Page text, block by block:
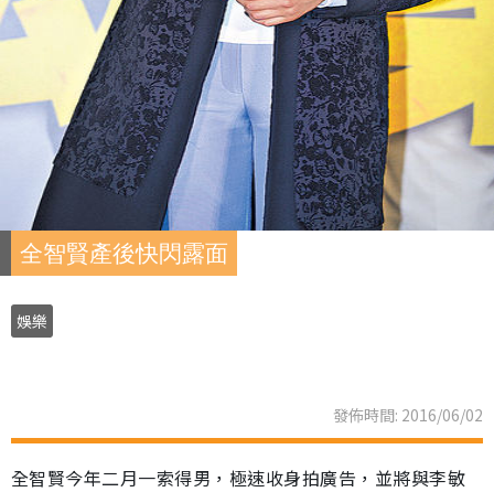
全智賢產後快閃露面
娛樂
發佈時間: 2016/06/02
全智賢今年二月一索得男，極速收身拍廣告，並將與李敏